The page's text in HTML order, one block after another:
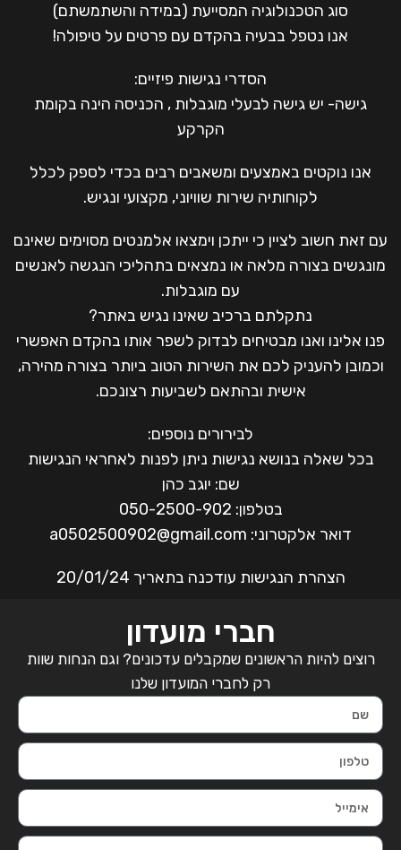
סוג הטכנולוגיה המסייעת (במידה והשתמשתם)
אנו נטפל בבעיה בהקדם עם פרטים על טיפולה!
הסדרי נגישות פיזיים:
גישה- יש גישה לבעלי מוגבלות , הכניסה הינה בקומת
הקרקע
אנו נוקטים באמצעים ומשאבים רבים בכדי לספק לכלל
לקוחותיה שירות שוויוני, מקצועי ונגיש.
עם זאת חשוב לציין כי ייתכן וימצאו אלמנטים מסוימים שאינם
מונגשים בצורה מלאה או נמצאים בתהליכי הנגשה לאנשים
עם מוגבלות.
נתקלתם ברכיב שאינו נגיש באתר?
פנו אלינו ואנו מבטיחים לבדוק לשפר אותו בהקדם האפשרי
וכמובן להעניק לכם את השירות הטוב ביותר בצורה מהירה,
אישית ובהתאם לשביעות רצונכם.
לבירורים נוספים:
בכל שאלה בנושא נגישות ניתן לפנות לאחראי הנגישות
שם: יוגב כהן
בטלפון: 050-2500-902
דואר אלקטרוני: a0502500902@gmail.com
הצהרת הנגישות עודכנה בתאריך 20/01/24
חברי מועדון
רוצים להיות הראשונים שמקבלים עדכונים? וגם הנחות שוות
רק לחברי המועדון שלנו